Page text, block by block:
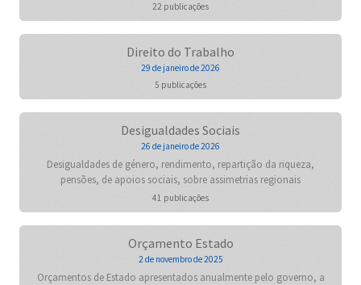
22 publicações
Direito do Trabalho
29 de janeiro de 2026
5 publicações
Desigualdades Sociais
26 de janeiro de 2026
Desigualdades de género, rendimento, repartição da riqueza,
pensões, de apoios sociais, sobre assimetrias regionais
41 publicações
Orçamento Estado
2 de novembro de 2025
Orçamentos de Estado apresentados anualmente pelo governo, a